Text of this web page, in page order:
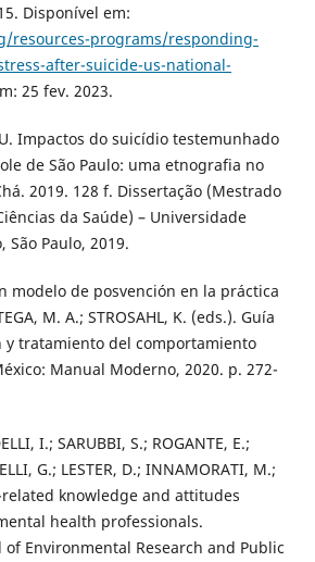
Disponível em:
resources-programs/responding-
after-suicide-us-national-
25 fev. 2023.
U. Impactos do suicídio testemunhado
de São Paulo: uma etnografia no
2019. 128 f. Dissertação (Mestrado
da Saúde) – Universidade
São Paulo, 2019.
modelo de posvención en la práctica
M. A.; STROSAHL, K. (eds.). Guía
y tratamiento del comportamiento
Manual Moderno, 2020. p. 272-
I.; SARUBBI, S.; ROGANTE, E.;
G.; LESTER, D.; INNAMORATI, M.;
related knowledge and attitudes
health professionals.
Environmental Research and Public